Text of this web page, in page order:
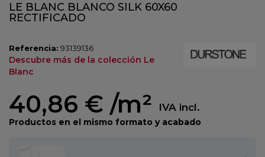
LE BLANC BLANCO SILK 60X60
RECTIFICADO
Referencia: 93139136
Descubre más de la colección Le
Blanc
40,86 € /m² IVA incl.
Productos en el mismo formato y acabado